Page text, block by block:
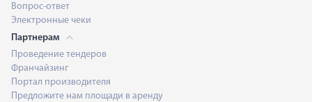
Вопрос-ответ
Электронные чеки
Партнерам
Проведение тендеров
Франчайзинг
Портал производителя
Предложите нам площади в аренду